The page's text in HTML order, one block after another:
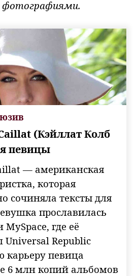
фотографиями.
(Кэйллат Колб
певицы
— американская
которая
сочиняла тексты для
прославилась
MySpace, где её
Universal Republic
карьеру певица
6 млн копий альбомов